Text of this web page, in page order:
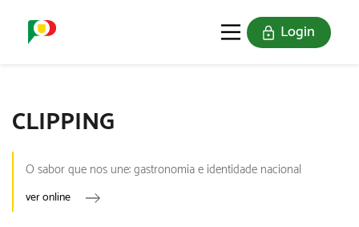
Login
CLIPPING
O sabor que nos une: gastronomia e identidade nacional
ver online